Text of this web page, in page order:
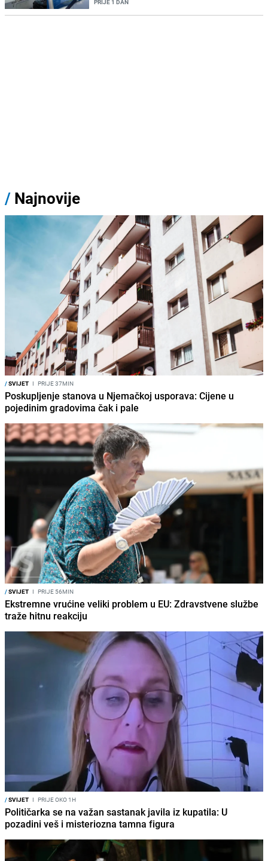
PRIJE 1 DAN
/ Najnovije
/SVIJET I PRIJE 37MIN
Poskupljenje stanova u Njemačkoj usporava: Cijene u
pojedinim gradovima čak i pale
/SVIJET I PRIJE 56MIN
Ekstremne vrućine veliki problem u EU: Zdravstvene službe
traže hitnu reakciju
/SVIJET I PRIJE OKO 1H
Političarka se na važan sastanak javila iz kupatila: U
pozadini veš i misteriozna tamna figura